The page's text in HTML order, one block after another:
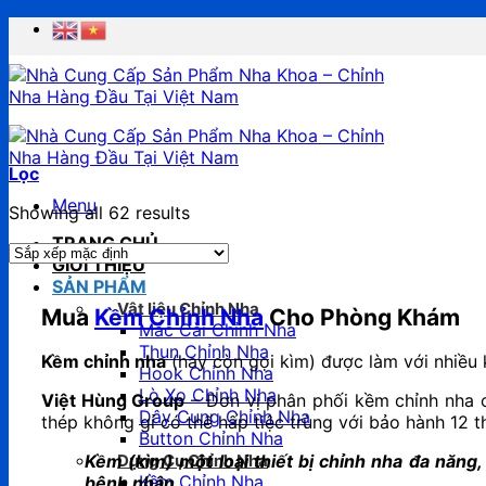
Chuyển
nội
dung
Menu
TRANG CHỦ
GIỚI THIỆU
SẢN PHẨM
Vật liệu Chỉnh Nha
Mắc Cài Chỉnh Nha
Thun Chỉnh Nha
Hook Chỉnh Nha
Lò Xo Chỉnh Nha
Dây Cung Chỉnh Nha
Button Chỉnh Nha
Dụng Cụ Chỉnh Nha
Kềm Chỉnh Nha
Lọc
Showing all 62 results
Mua Kềm Chỉnh NhaCho Phòng Khám
Kềm chỉnh nha(hay còn gọi kìm) được làm với nhiều
Việt Hùng Group– Đơn vị phân phối kềm chỉnh nha
thép không gỉ có thể hấp tiệc trùng với bảo hành 12
Kềm (kìm) một loại thiết bị chỉnh nha đa